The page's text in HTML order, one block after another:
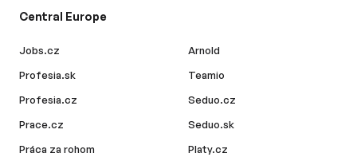
Central Europe
Jobs.cz
Profesia.sk
Profesia.cz
Prace.cz
Práca za rohom
Arnold
Teamio
Seduo.cz
Seduo.sk
Platy.cz